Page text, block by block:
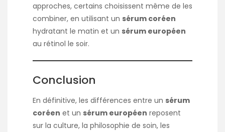
approches, certains choisissent même de les
combiner, en utilisant un sérum coréen
hydratant le matin et un sérum européen
au rétinol le soir.
Conclusion
En définitive, les différences entre un sérum
coréen et un sérum européen reposent
sur la culture, la philosophie de soin, les